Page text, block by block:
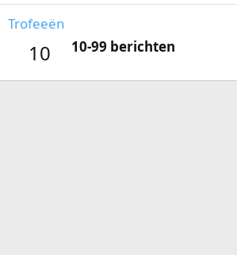
Trofeeën
10 10-99 berichten